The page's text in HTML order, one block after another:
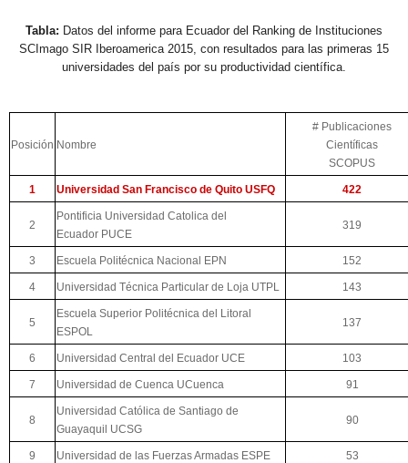
Tabla: Datos del informe para Ecuador del Ranking de Instituciones
SCImago SIR Iberoamerica 2015, con resultados para las primeras 15
universidades del país por su productividad científica.
Posición Nombre
# Publicaciones
Científicas
SCOPUS
1 Universidad San Francisco de Quito USFQ 422
2
Pontificia Universidad Catolica del
Ecuador PUCE
319
3 Escuela Politécnica Nacional EPN 152
4 Universidad Técnica Particular de Loja UTPL 143
5
Escuela Superior Politécnica del Litoral
ESPOL
137
6 Universidad Central del Ecuador UCE 103
7 Universidad de Cuenca UCuenca 91
8
Universidad Católica de Santiago de
Guayaquil UCSG
90
9 Universidad de las Fuerzas Armadas ESPE 53